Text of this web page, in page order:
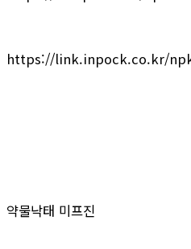
https://link.inpock.co.kr/
약물낙태 미프진